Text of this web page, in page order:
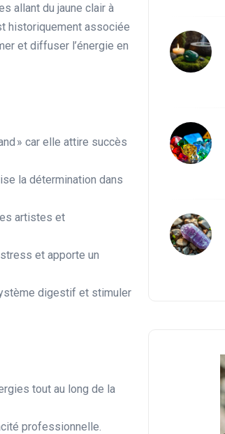
allant du jaune clair à
historiquement associée
et diffuser l’énergie en
» car elle attire succès
la détermination dans
artistes et
et apporte un
digestif et stimuler
tout au long de la
professionnelle.